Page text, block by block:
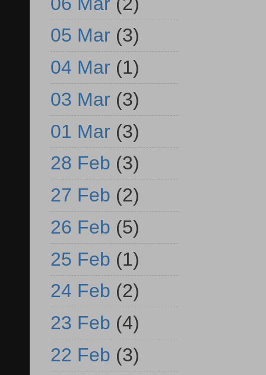
05 Mar (3)
04 Mar (1)
03 Mar (3)
01 Mar (3)
28 Feb (3)
27 Feb (2)
26 Feb (5)
25 Feb (1)
24 Feb (2)
23 Feb (4)
22 Feb (3)